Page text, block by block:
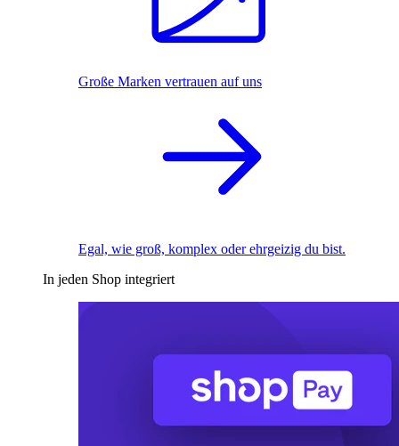
Große Marken vertrauen auf uns
Egal, wie groß, komplex oder ehrgeizig du bist.
In jeden Shop integriert